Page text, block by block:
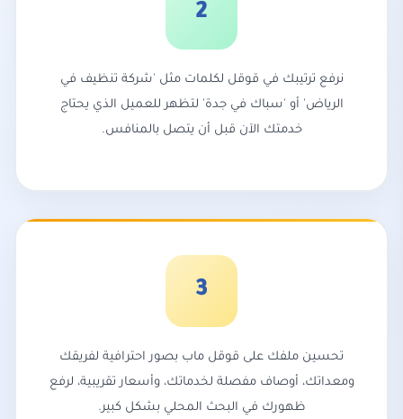
2
نرفع ترتيبك في قوقل لكلمات مثل 'شركة تنظيف في
الرياض' أو 'سباك في جدة' لتظهر للعميل الذي يحتاج
خدمتك الآن قبل أن يتصل بالمنافس.
3
تحسين ملفك على قوقل ماب بصور احترافية لفريقك
ومعداتك، أوصاف مفصلة لخدماتك، وأسعار تقريبية، لرفع
ظهورك في البحث المحلي بشكل كبير.